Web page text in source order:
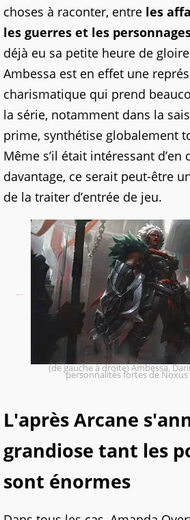
choses à raconter, entre les
les guerres et les
déjà eu sa petite heure de
Ambessa est en effet une
charismatique qui prend
la série, notamment dans la
prime, synthétise globalement
Même s’il était intéressant d’en
davantage, ce serait peut-être
de la traiter d’entrée de jeu.
(de gauche à droite) Ambessa,
personnalités fortes de Noxus
L'après Arcane
grandiose tant les
sont énormes